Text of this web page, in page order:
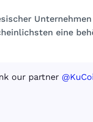
eine
our partner